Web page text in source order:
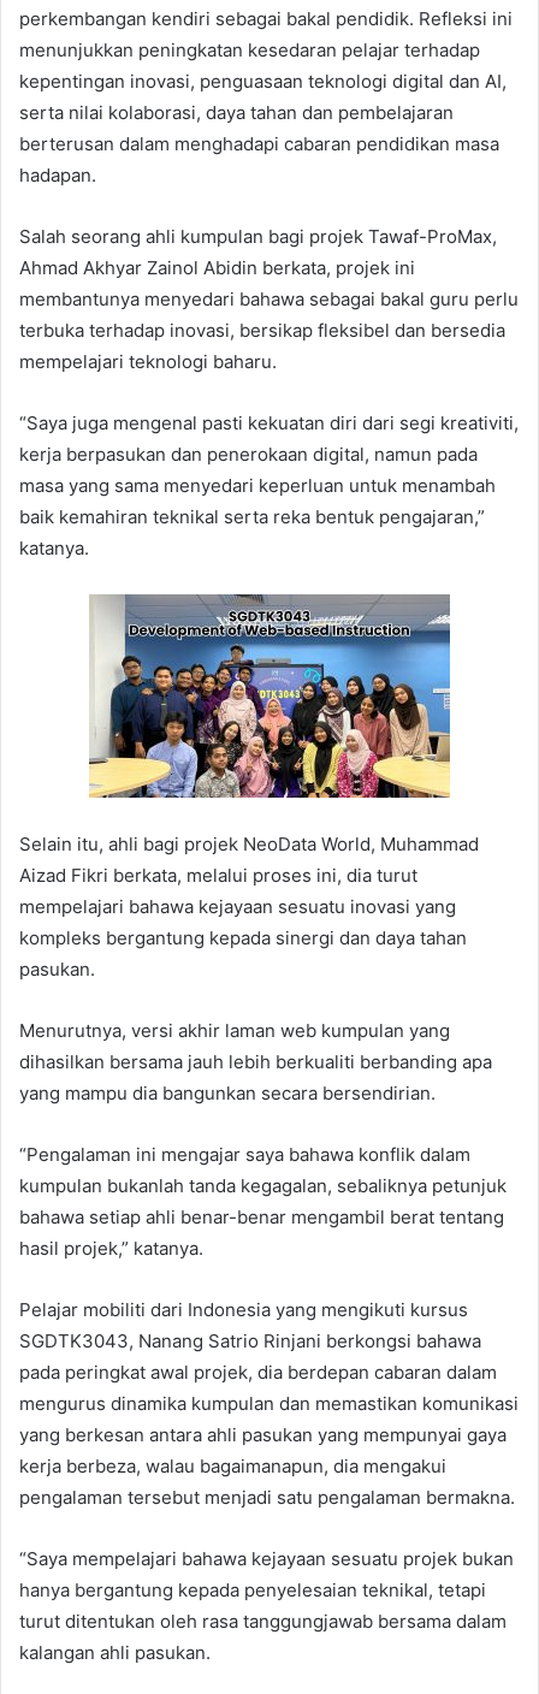
perkembangan kendiri sebagai bakal pendidik. Refleksi ini
menunjukkan peningkatan kesedaran pelajar terhadap
kepentingan inovasi, penguasaan teknologi digital dan AI,
serta nilai kolaborasi, daya tahan dan pembelajaran
berterusan dalam menghadapi cabaran pendidikan masa
hadapan.
Salah seorang ahli kumpulan bagi projek Tawaf-ProMax,
Ahmad Akhyar Zainol Abidin berkata, projek ini
membantunya menyedari bahawa sebagai bakal guru perlu
terbuka terhadap inovasi, bersikap fleksibel dan bersedia
mempelajari teknologi baharu.
“Saya juga mengenal pasti kekuatan diri dari segi kreativiti,
kerja berpasukan dan penerokaan digital, namun pada
masa yang sama menyedari keperluan untuk menambah
baik kemahiran teknikal serta reka bentuk pengajaran,”
katanya.
Selain itu, ahli bagi projek NeoData World, Muhammad
Aizad Fikri berkata, melalui proses ini, dia turut
mempelajari bahawa kejayaan sesuatu inovasi yang
kompleks bergantung kepada sinergi dan daya tahan
pasukan.
Menurutnya, versi akhir laman web kumpulan yang
dihasilkan bersama jauh lebih berkualiti berbanding apa
yang mampu dia bangunkan secara bersendirian.
“Pengalaman ini mengajar saya bahawa konflik dalam
kumpulan bukanlah tanda kegagalan, sebaliknya petunjuk
bahawa setiap ahli benar-benar mengambil berat tentang
hasil projek,” katanya.
Pelajar mobiliti dari Indonesia yang mengikuti kursus
SGDTK3043, Nanang Satrio Rinjani berkongsi bahawa
pada peringkat awal projek, dia berdepan cabaran dalam
mengurus dinamika kumpulan dan memastikan komunikasi
yang berkesan antara ahli pasukan yang mempunyai gaya
kerja berbeza, walau bagaimanapun, dia mengakui
pengalaman tersebut menjadi satu pengalaman bermakna.
“Saya mempelajari bahawa kejayaan sesuatu projek bukan
hanya bergantung kepada penyelesaian teknikal, tetapi
turut ditentukan oleh rasa tanggungjawab bersama dalam
kalangan ahli pasukan.